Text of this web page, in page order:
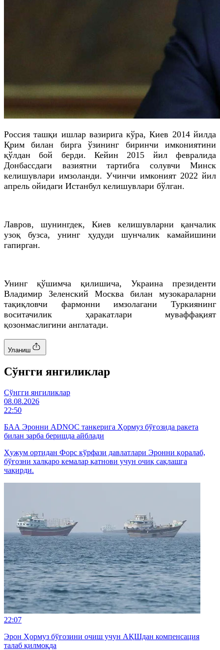
Россия ташқи ишлар вазирига кўра, Киев 2014 йилда
Қрим билан бирга ўзининг биринчи имкониятини
қўлдан бой берди. Кейин 2015 йил февралида
Донбассдаги вазиятни тартибга солувчи
Минск
келишувлари имзоланди. Учинчи имконият 2022 йил
апрель ойидаги Истанбул келишувлари бўлган.
Лавров, шунингдек, Киев келишувларни қанчалик
узоқ бузса, унинг ҳудуди шунчалик камайишини
гапирган.
Унинг қўшимча қилишича, Украина президенти
Владимир Зеленский Москва билан музокараларни
тақиқловчи фармонни имзолагани Туркиянинг
воситачилик ҳаракатлари муваффақият
қозонмаслигини англатади.
Уланиш
Cўнгги янгиликлар
Cўнгги янгиликлар
08.08.2026
22:50
БАА Эронни ADNOC танкерига Ҳормуз бўғозида ракета
билан зарба беришда айблади
Ҳужум ортидан Форс кўрфази давлатлари Эронни қоралаб,
бўғозни халқаро кемалар қатнови учун очиқ сақлашга
чақирди.
22:07
Эрон Ҳормуз бўғозини очиш учун АҚШдан компенсация
талаб қилмоқда